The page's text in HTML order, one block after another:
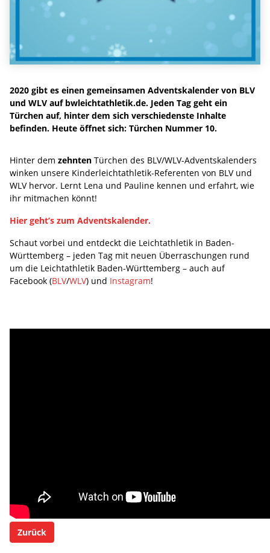
2020 gibt es einen gemeinsamen Adventskalender von BLV
und WLV auf bwleichtathletik.de. Jeden Tag geht ein
Türchen auf, hinter dem sich verschiedenste Inhalte
befinden. Heute öffnet sich: Türchen Nummer 10.
Hinter dem zehnten Türchen des BLV/WLV-Adventskalenders
winken unsere Kinderleichtathletik-Referenten von BLV und
WLV hervor. Lernt Lena und Pauline kennen und erfahrt, wie
ihr mitmachen könnt!
Hier geht’s zum Adventskalender.
Schaut vorbei und entdeckt die Leichtathletik in Baden-
Württemberg – jeden Tag mit neuen Überraschungen rund
um die Leichtathletik Baden-Württemberg – auch auf
Facebook (BLV/WLV) und Instagram!
Zurück